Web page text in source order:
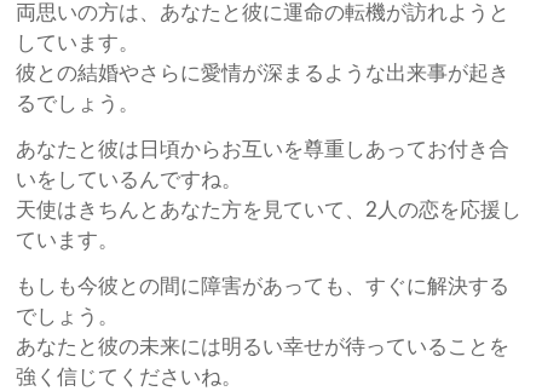
両思いの方は、あなたと彼に運命の転機が訪れようと
しています。
彼との結婚やさらに愛情が深まるような出来事が起き
るでしょう。
あなたと彼は日頃からお互いを尊重しあってお付き合
いをしているんですね。
天使はきちんとあなた方を見ていて、2人の恋を応援し
ています。
もしも今彼との間に障害があっても、すぐに解決する
でしょう。
あなたと彼の未来には明るい幸せが待っていることを
強く信じてくださいね。